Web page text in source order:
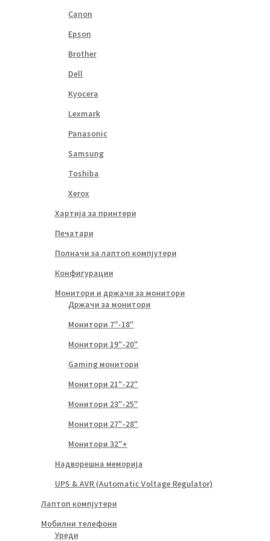
Canon
Epson
Brother
Dell
Kyocera
Lexmark
Panasonic
Samsung
Toshiba
Xerox
Хартија за принтери
Печатари
Полначи за лаптоп компјутери
Конфигурации
Монитори и држачи за монитори
Држачи за монитори
Монитори 7″-18″
Монитори 19″-20″
Gaming монитори
Монитори 21″-22″
Монитори 23″-25″
Монитори 27″-28″
Монитори 32″+
Надворешна меморија
UPS & AVR (Automatic Voltage Regulator)
Лаптоп компјутери
Мобилни телефони
Уреди